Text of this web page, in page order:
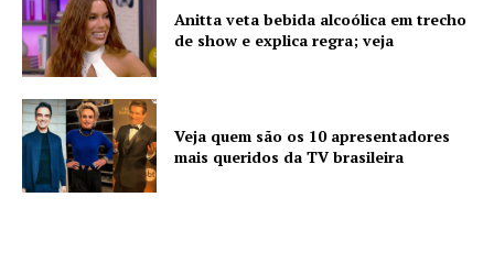
Anitta veta bebida alcoólica em trecho
de show e explica regra; veja
Veja quem são os 10 apresentadores
mais queridos da TV brasileira